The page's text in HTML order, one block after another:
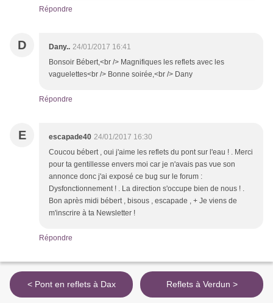
Répondre
D Dany.. 24/01/2017 16:41
Bonsoir Bébert,<br /> Magnifiques les reflets avec les
vaguelettes<br /> Bonne soirée,<br /> Dany
Répondre
E escapade40 24/01/2017 16:30
Coucou bébert , oui j'aime les reflets du pont sur l'eau ! . Merci
pour ta gentillesse envers moi car je n'avais pas vue son
annonce donc j'ai exposé ce bug sur le forum :
Dysfonctionnement ! . La direction s'occupe bien de nous ! .
Bon après midi bébert , bisous , escapade , + Je viens de
m'inscrire à ta Newsletter !
Répondre
< Pont en reflets à Dax Reflets à Verdun >